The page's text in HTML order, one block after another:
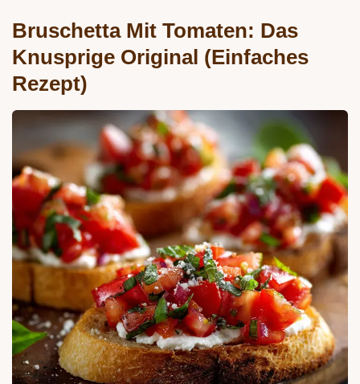
Bruschetta Mit Tomaten: Das
Knusprige Original (Einfaches
Rezept)